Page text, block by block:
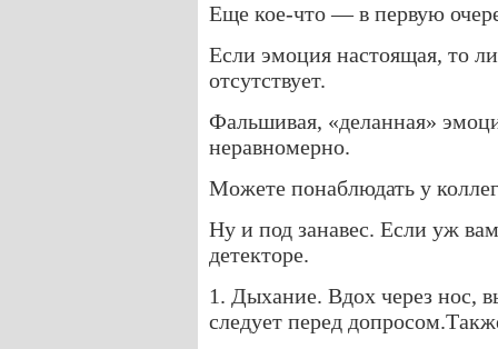
Еще кое-что — в первую
Если эмоция настоящая, то
отсутствует.
Фальшивая, «деланная»
неравномерно.
Можете понаблюдать у
Ну и под занавес. Если уж
детекторе.
1. Дыхание. Вдох через нос,
следует перед